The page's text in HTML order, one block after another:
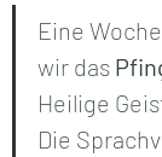
Eine
wir das
Heilige
Die